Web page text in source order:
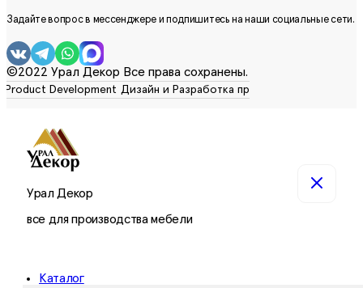
Задайте вопрос в мессенджере и подпишитесь на наши социальные сети.
©2022 Урал Декор Все права сохранены.
Урал Декор
все для производства мебели
Каталог